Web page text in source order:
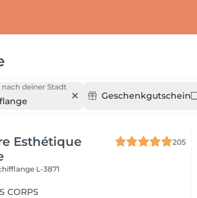
nach deiner Stadt
Geschenkgutschein
Esthétique
205
L-3871
CORPS